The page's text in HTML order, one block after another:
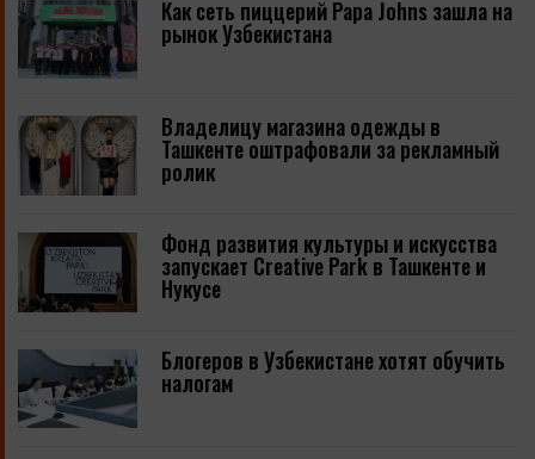
Как сеть пиццерий Papa Johns зашла на
рынок Узбекистана
Владелицу магазина одежды в
Ташкенте оштрафовали за рекламный
ролик
Фонд развития культуры и искусства
запускает Creative Park в Ташкенте и
Нукусе
Блогеров в Узбекистане хотят обучить
налогам